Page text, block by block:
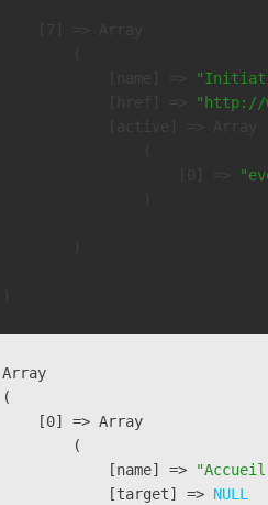
"http://
Array
(
    [0] => Array
        (
            [name] =>
            [target] =>
NULL